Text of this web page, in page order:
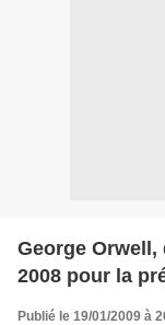
George Orwell,
2008 pour la
Publié le 19/01/2009 à